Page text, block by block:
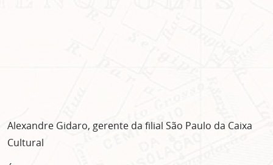
Alexandre Gidaro, gerente da filial São Paulo da Caixa
Cultural